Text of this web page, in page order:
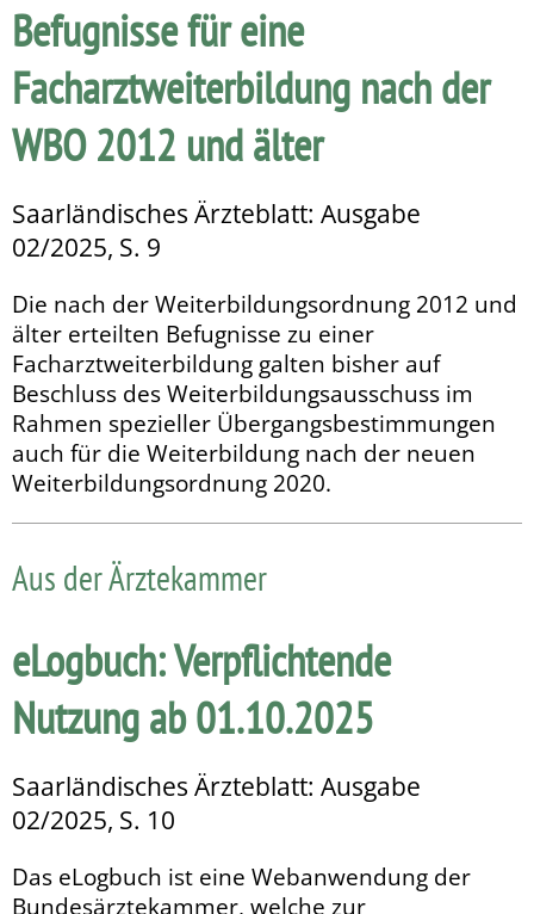
Befugnisse für eine
Facharztweiterbildung nach der
WBO 2012 und älter
Saarländisches Ärzteblatt: Ausgabe
02/2025, S. 9
Die nach der Weiterbildungsordnung 2012 und
älter erteilten Befugnisse zu einer
Facharztweiterbildung galten bisher auf
Beschluss des Weiterbildungsausschuss im
Rahmen spezieller Übergangsbestimmungen
auch für die Weiterbildung nach der neuen
Weiterbildungsordnung 2020.
Aus der Ärztekammer
eLogbuch: Verpflichtende
Nutzung ab 01.10.2025
Saarländisches Ärzteblatt: Ausgabe
02/2025, S. 10
Das eLogbuch ist eine Webanwendung der
Bundesärzte­kammer, welche zur